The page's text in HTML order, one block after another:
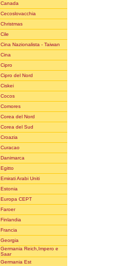
Canada
Cecoslovacchia
Christmas
Cile
Cina Nazionalista - Taiwan
Cina
Cipro
Cipro del Nord
Ciskei
Cocos
Comores
Corea del Nord
Corea del Sud
Croazia
Curacao
Danimarca
Egitto
Emirati Arabi Uniti
Estonia
Europa CEPT
Faroer
Finlandia
Francia
Georgia
Germania Reich,Impero e
Saar
Germania Est